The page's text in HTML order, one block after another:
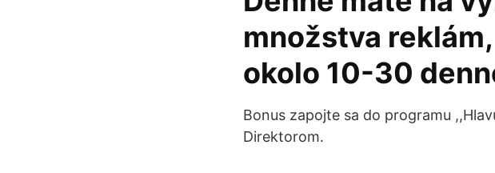
množstva
okolo 10-30
Bonus zapojte sa do programu
Direktorom.